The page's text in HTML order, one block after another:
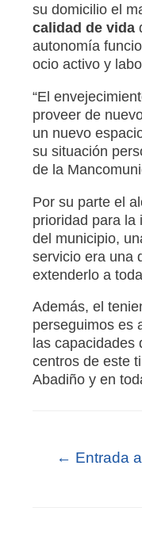
su domicilio el
calidad de vida
autonomía
ocio activo y
“El
proveer de
un nuevo
su situación
de la
Por su parte el
prioridad para la
del municipio,
servicio era una
extenderlo a
Además, el
perseguimos es
las
centros de este
Abadiño y en
← Entrada